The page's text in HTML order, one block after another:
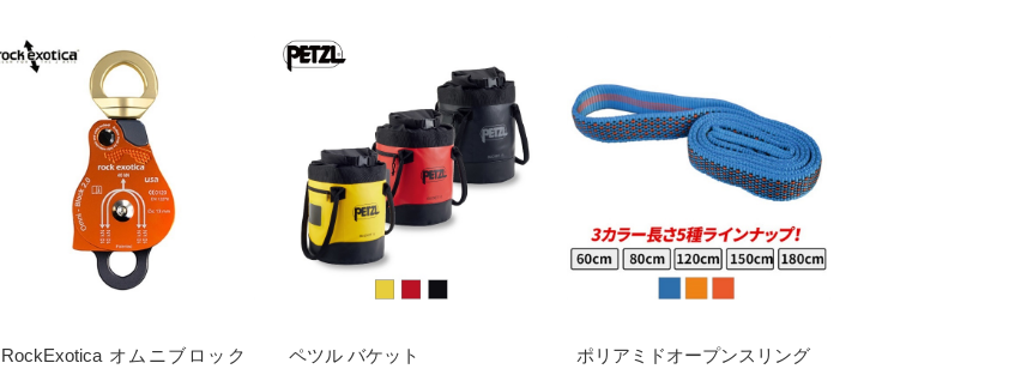
RockExotica オムニブロック
ペツル バケット ポリアミドオープンスリング